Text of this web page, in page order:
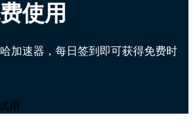
使用
加速器，每日签到即可获得免费时